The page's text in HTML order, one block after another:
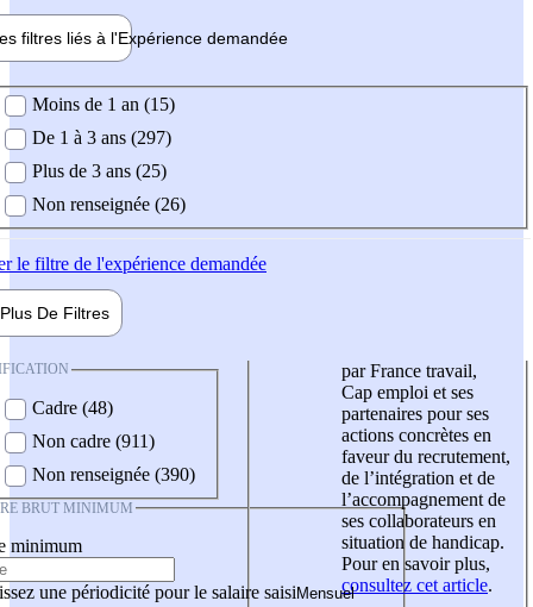
filtres liés à l'Expérience demandée
demandée
Moins de 1 an (15)
De 1 à 3 ans (297)
Plus de 3 ans (25)
Non renseignée (26)
le filtre de l'expérience demandée
Plus De Filtres
Cadre (48)
Non cadre (911)
Non renseignée (390)
BRUT MINIMUM
minimum
une périodicité pour le salaire saisi
par France travail,
Cap emploi et ses
partenaires pour ses
actions concrètes en
faveur du recrutement,
de l’intégration et de
l’accompagnement de
ses collaborateurs en
situation de handicap.
Pour en savoir plus,
consultez cet article.